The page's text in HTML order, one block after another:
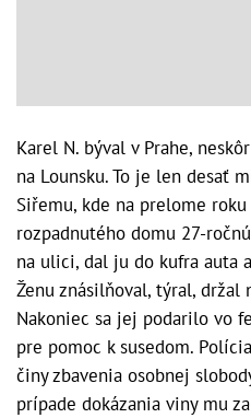
Karel N. býval v Prahe,
na Lounsku. To je len desať
Siřemu, kde na prelome
rozpadnutého domu 27-
na ulici, dal ju do kufra auta
Ženu znásilňoval, týral, držal
Nakoniec sa jej podarilo vo
pre pomoc k susedom.
činy zbavenia osobnej
prípade dokázania viny mu